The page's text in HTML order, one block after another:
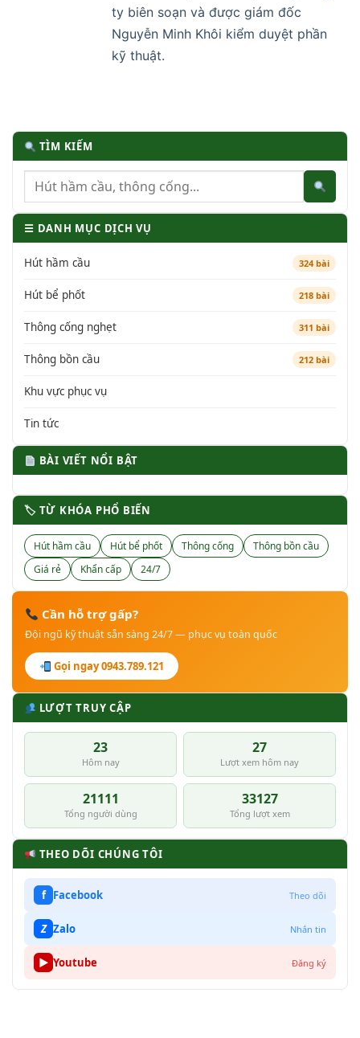
ty biên soạn và được giám đốc
Nguyễn Minh Khôi kiểm duyệt phần
kỹ thuật.
TÌM KIẾM
☰ DANH MỤC DỊCH VỤ
Hút hầm cầu 324 bài
Hút bể phốt 218 bài
Thông cống nghẹt 311 bài
Thông bồn cầu 212 bài
Khu vực phục vụ
Tin tức
BÀI VIẾT NỔI BẬT
🏷 TỪ KHÓA PHỔ BIẾN
Hút hầm cầu Hút bể phốt Thông cống
Thông bồn cầu
Giá rẻ
Khẩn cấp 24/7
Cần hỗ trợ gấp?
Đội ngũ kỹ thuật sẵn sàng 24/7 — phục vụ toàn quốc
Gọi ngay 0943.789.121
LƯỢT TRUY CẬP
23
Hôm nay
27
Lượt xem hôm nay
21111
Tổng người dùng
33127
Tổng lượt xem
THEO DÕI CHÚNG TÔI
f Facebook Theo dõi
Z Zalo Nhắn tin
▶ Youtube Đăng ký